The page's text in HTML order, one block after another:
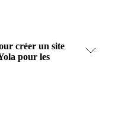
créer un site
pour les